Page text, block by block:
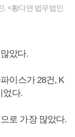
. <황다연 법무법인
았다.
이스가 28건, K
었다.
로 가장 많았다.